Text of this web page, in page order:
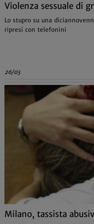
Violenza sessuale di
Lo stupro su una
ripresi con telefonini
26/03
Milano, tassista